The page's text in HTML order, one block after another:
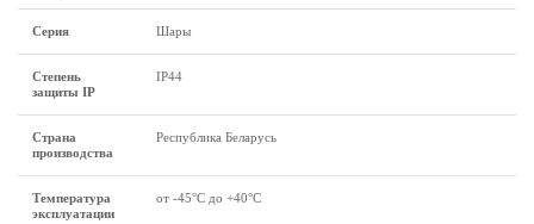
Серия Шары
Степень
защиты IP
IP44
Страна
производства
Республика Беларусь
Температура
эксплуатации
от -45°С до +40°С